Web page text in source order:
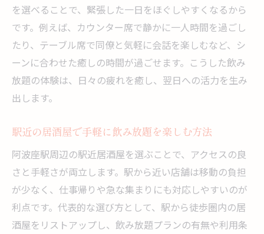
を選べることで、緊張した一日をほぐしやすくなるから
です。例えば、カウンター席で静かに一人時間を過ごし
たり、テーブル席で同僚と気軽に会話を楽しむなど、シ
ーンに合わせた癒しの時間が過ごせます。こうした飲み
放題の体験は、日々の疲れを癒し、翌日への活力を生み
出します。
駅近の居酒屋で手軽に飲み放題を楽しむ方法
阿波座駅周辺の駅近居酒屋を選ぶことで、アクセスの良
さと手軽さが両立します。駅から近い店舗は移動の負担
が少なく、仕事帰りや急な集まりにも対応しやすいのが
利点です。代表的な選び方として、駅から徒歩圏内の居
酒屋をリストアップし、飲み放題プランの有無や利用条